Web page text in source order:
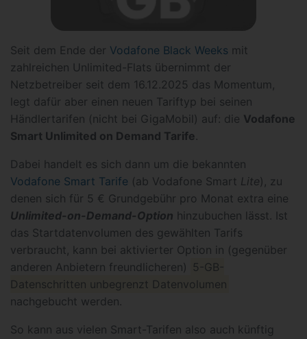
Seit dem Ende der Vodafone Black Weeks mit
zahlreichen Unlimited-Flats übernimmt der
Netzbetreiber seit dem 16.12.2025 das Momentum,
legt dafür aber einen neuen Tariftyp bei seinen
Händlertarifen (nicht bei GigaMobil) auf: die Vodafone
Smart Unlimited on Demand Tarife.
Dabei handelt es sich dann um die bekannten
Vodafone Smart Tarife (ab Vodafone Smart Lite), zu
denen sich für 5 € Grundgebühr pro Monat extra eine
Unlimited-on-Demand-Option hinzubuchen lässt. Ist
das Startdatenvolumen des gewählten Tarifs
verbraucht, kann bei aktivierter Option in (gegenüber
anderen Anbietern freundlicheren) 5-GB-
Datenschritten unbegrenzt Datenvolumen
nachgebucht werden.
So kann aus vielen Smart-Tarifen also auch künftig